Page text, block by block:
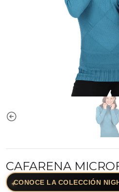
CAFARENA
✦CONOCE LA COLECCIÓN